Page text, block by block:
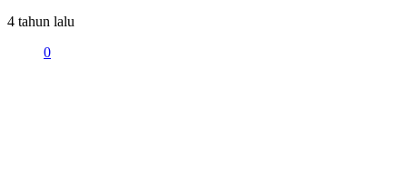
4 tahun lalu
0